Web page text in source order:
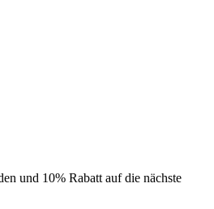
und 10% Rabatt auf die nächste